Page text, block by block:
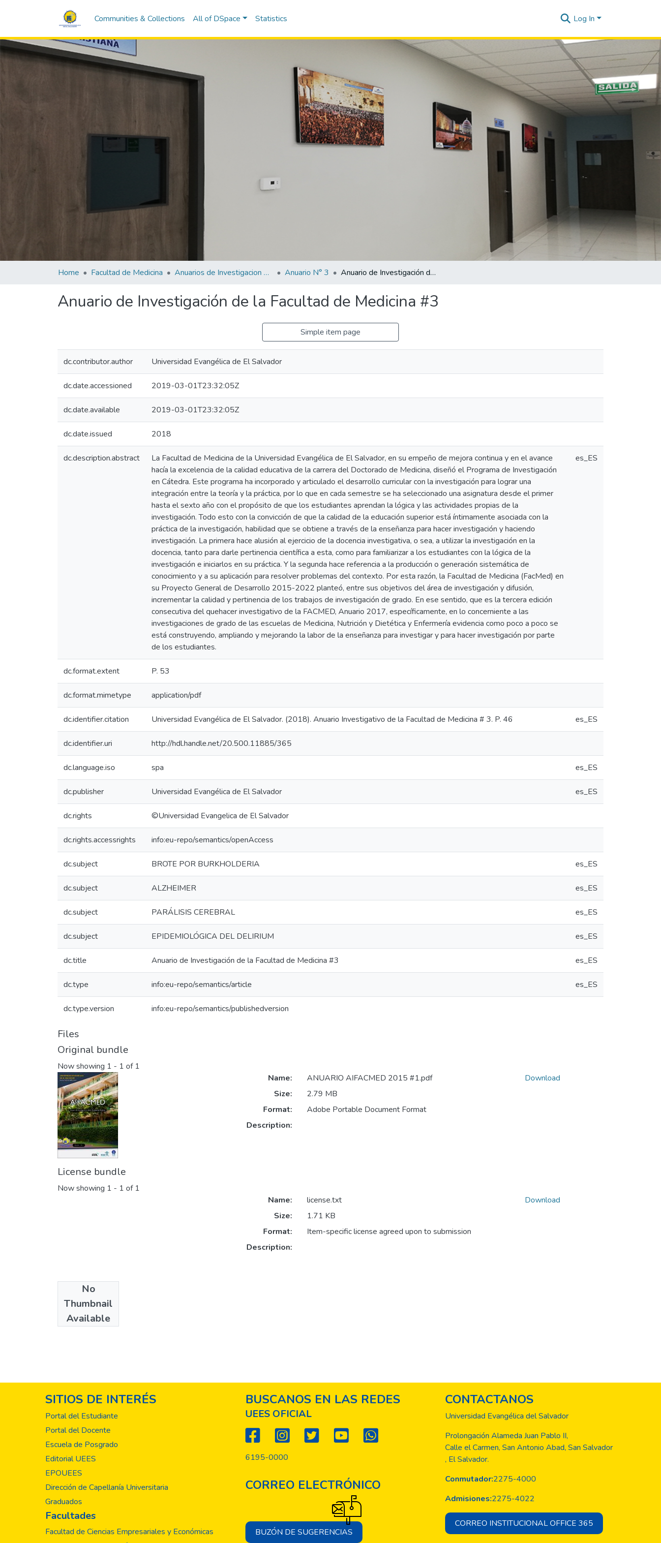
Communities & Collections All of DSpace Statistics Log In
Home Facultad de Medicina Anuarios de Investigacion de la Facultad de Medicina Anuario N° 3 Anuario de Investigación de la Facultad de Medicina #3
Anuario de Investigación de la Facultad de Medicina #3
Simple item page
dc.contributor.author Universidad Evangélica de El Salvador
dc.date.accessioned 2019-03-01T23:32:05Z
dc.date.available 2019-03-01T23:32:05Z
dc.date.issued 2018
dc.description.abstract
La Facultad de Medicina de la Universidad Evangélica de El Salvador, en su empeño de mejora continua y en el avance
hacía la excelencia de la calidad educativa de la carrera del Doctorado de Medicina, diseñó el Programa de Investigación
en Cátedra. Este programa ha incorporado y articulado el desarrollo curricular con la investigación para lograr una
integración entre la teoría y la práctica, por lo que en cada semestre se ha seleccionado una asignatura desde el primer
hasta el sexto año con el propósito de que los estudiantes aprendan la lógica y las actividades propias de la
investigación. Todo esto con la convicción de que la calidad de la educación superior está íntimamente asociada con la
práctica de la investigación, habilidad que se obtiene a través de la enseñanza para hacer investigación y haciendo
investigación. La primera hace alusión al ejercicio de la docencia investigativa, o sea, a utilizar la investigación en la
docencia, tanto para darle pertinencia científica a esta, como para familiarizar a los estudiantes con la lógica de la
investigación e iniciarlos en su práctica. Y la segunda hace referencia a la producción o generación sistemática de
conocimiento y a su aplicación para resolver problemas del contexto. Por esta razón, la Facultad de Medicina (FacMed) en
su Proyecto General de Desarrollo 2015-2022 planteó, entre sus objetivos del área de investigación y difusión,
incrementar la calidad y pertinencia de los trabajos de investigación de grado. En ese sentido, que es la tercera edición
consecutiva del quehacer investigativo de la FACMED, Anuario 2017, específicamente, en lo concerniente a las
investigaciones de grado de las escuelas de Medicina, Nutrición y Dietética y Enfermería evidencia como poco a poco se
está construyendo, ampliando y mejorando la labor de la enseñanza para investigar y para hacer investigación por parte
de los estudiantes.
es_ES
dc.format.extent P. 53
dc.format.mimetype application/pdf
dc.identifier.citation Universidad Evangélica de El Salvador. (2018). Anuario Investigativo de la Facultad de Medicina # 3. P. 46 es_ES
dc.identifier.uri http://hdl.handle.net/20.500.11885/365
dc.language.iso spa es_ES
dc.publisher Universidad Evangélica de El Salvador es_ES
dc.rights ©Universidad Evangelica de El Salvador
dc.rights.accessrights info:eu-repo/semantics/openAccess
dc.subject BROTE POR BURKHOLDERIA es_ES
dc.subject ALZHEIMER es_ES
dc.subject PARÁLISIS CEREBRAL es_ES
dc.subject EPIDEMIOLÓGICA DEL DELIRIUM es_ES
dc.title Anuario de Investigación de la Facultad de Medicina #3 es_ES
dc.type info:eu-repo/semantics/article es_ES
dc.type.version info:eu-repo/semantics/publishedversion
Files
Original bundle
Now showing 1 - 1 of 1
Name:
ANUARIO AIFACMED 2015 #1.pdf
Size:
2.79 MB
Format:
Adobe Portable Document Format
Description:
Download
License bundle
Now showing 1 - 1 of 1
No
Thumbnail
Available
Name:
license.txt
Size:
1.71 KB
Format:
Item-specific license agreed upon to submission
Description:
Download
Collections
Anuario N° 3
SITIOS DE INTERÉS
Portal del Estudiante
Portal del Docente
Escuela de Posgrado
Editorial UEES
EPOUEES
Dirección de Capellanía Universitaria
Graduados
Facultades
Facultad de Ciencias Empresariales y Económicas
BUSCANOS EN LAS REDES
UEES OFICIAL
6195-0000
CORREO ELECTRÓNICO
BUZÓN DE SUGERENCIAS
CONTACTANOS
Universidad Evangélica del Salvador
Prolongación Alameda Juan Pablo II,
Calle el Carmen, San Antonio Abad, San Salvador
, El Salvador.
Conmutador:2275-4000
Admisiones:2275-4022
CORREO INSTITUCIONAL OFFICE 365